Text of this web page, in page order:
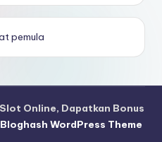
pemula
Online, Dapatkan Bonus
Bloghash WordPress Theme